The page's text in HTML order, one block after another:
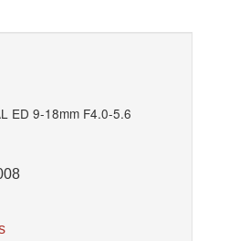
ED 9-18mm F4.0-5.6